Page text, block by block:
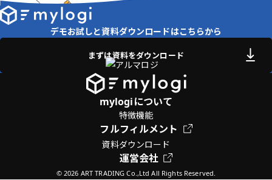
デモお試しと資料ダウンロードはこちらから
まずは資料をダウンロード
mylogiについて
特徴機能
フルフィルメント
資料ダウンロード
運営会社
© 2026 ART TRADING Co.,Ltd All Rights Reserved.